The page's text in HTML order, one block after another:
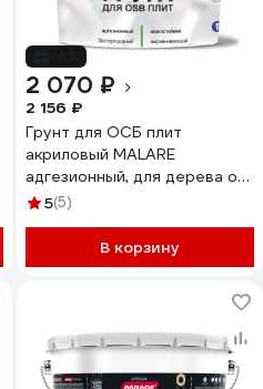
2 070 ₽
2 156 ₽
Грунт для ОСБ плит
акриловый MALARE
адгезионный, для дерева от
плесени и грибка, без запаха
4610362814748
ГОСББЕЛ0200
5(5)
В корзину